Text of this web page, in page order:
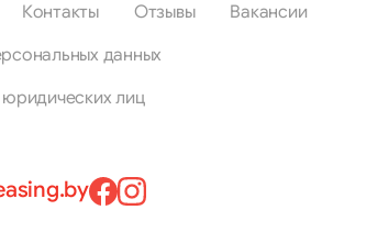
Контакты Отзывы
Вакансии
данных
лиц